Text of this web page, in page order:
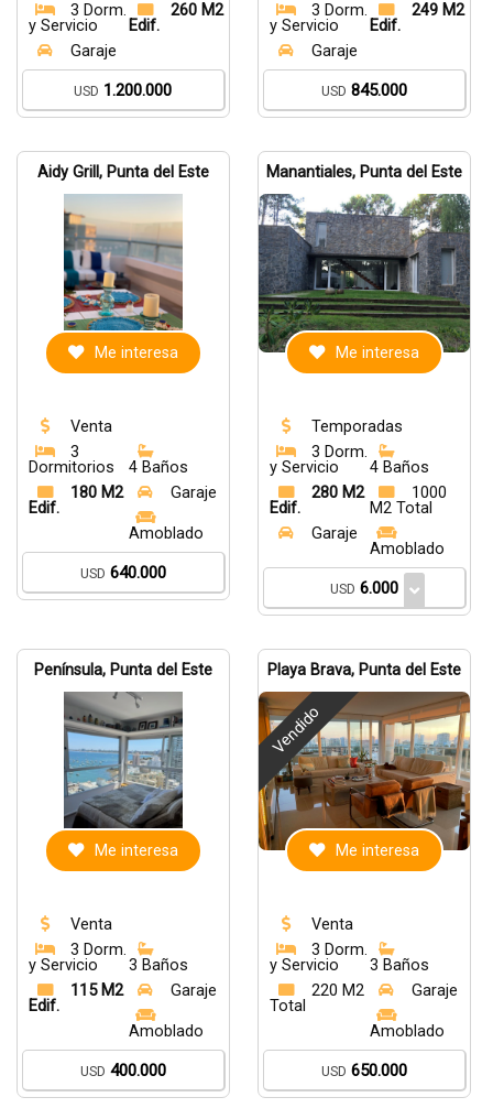
3 Dorm.
y Servicio
260 M2
Edif.
Garaje
USD 1.200.000
3 Dorm.
y Servicio
249 M2
Edif.
Garaje
USD 845.000
Aidy Grill, Punta del Este
Me interesa
Venta
3
Dormitorios
4 Baños
180 M2
Edif.
Garaje
Amoblado
USD 640.000
Manantiales, Punta del Este
Me interesa
Temporadas
3 Dorm.
y Servicio
4 Baños
280 M2
Edif.
1000
M2 Total
Garaje
Amoblado
USD 6.000
Península, Punta del Este
Me interesa
Venta
3 Dorm.
y Servicio
3 Baños
115 M2
Edif.
Garaje
Amoblado
USD 400.000
Playa Brava, Punta del Este
Vendido
Me interesa
Venta
3 Dorm.
y Servicio
3 Baños
220 M2
Total
Garaje
Amoblado
USD 650.000